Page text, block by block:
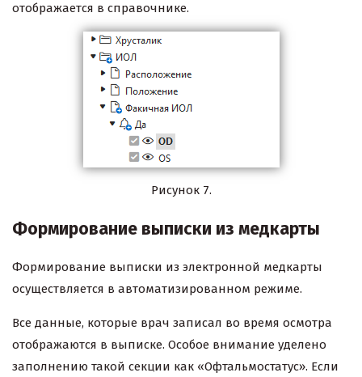
отображается в справочнике.
Рисунок 7.
Формирование выписки из медкарты
Формирование выписки из электронной медкарты
осуществляется в автоматизированном режиме.
Все данные, которые врач записал во время осмотра
отображаются в выписке. Особое внимание уделено
заполнению такой секции как «Офтальмостатус». Если